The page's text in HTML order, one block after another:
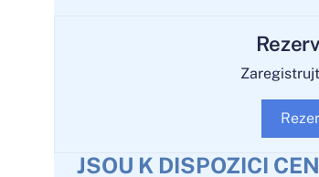
JSOU K DISPOZICI